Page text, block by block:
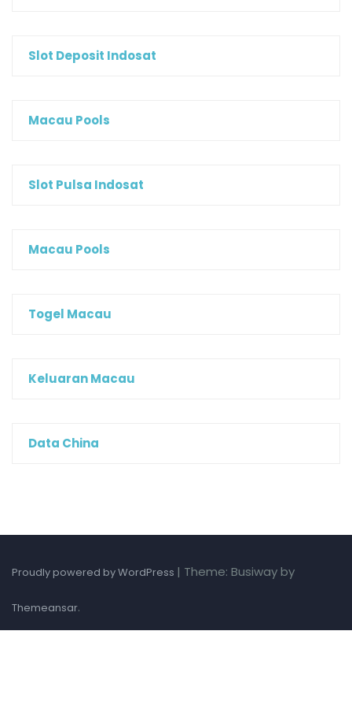
Slot Deposit Indosat
Macau Pools
Slot Pulsa Indosat
Macau Pools
Togel Macau
Keluaran Macau
Data China
Proudly powered by WordPress | Theme: Busiway by
Themeansar.